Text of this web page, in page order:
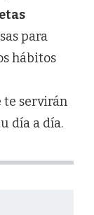
para
hábitos
te servirán
día a día.